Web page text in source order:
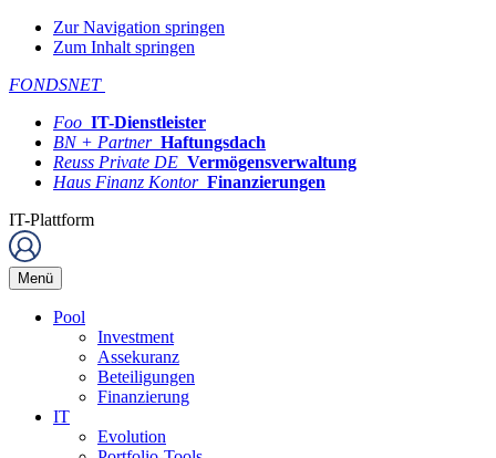
Zur Navigation springen
Zum Inhalt springen
FONDSNET
Foo IT-Dienstleister
BN + Partner Haftungsdach
Reuss Private DE Vermögensverwaltung
Haus Finanz Kontor Finanzierungen
IT-Plattform
Menü
Pool
Investment
Assekuranz
Beteiligungen
Finanzierung
IT
Evolution